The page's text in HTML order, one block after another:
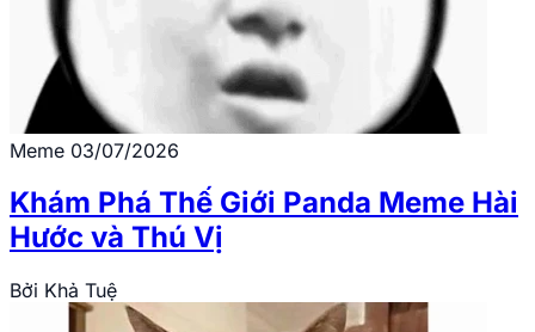
Meme 03/07/2026
Khám Phá Thế Giới Panda Meme Hài
Hước và Thú Vị
Bởi Khả Tuệ